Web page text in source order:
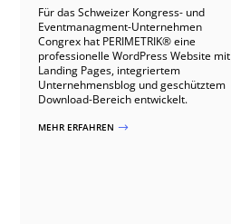
Für das Schweizer Kongress- und
Eventmanagment-Unternehmen
Congrex hat PERIMETRIK® eine
professionelle WordPress Website mit
Landing Pages, integriertem
Unternehmensblog und geschütztem
Download-Bereich entwickelt.
MEHR ERFAHREN $